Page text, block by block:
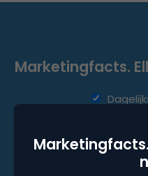
Marketingfacts.